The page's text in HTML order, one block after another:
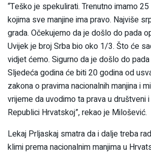
“Teško je spekulirati. Trenutno imamo
kojima sve manjine ima pravo. Najviše
grada. Očekujemo da je došlo do pada
Uvijek je broj Srba bio oko 1/3. Što će
vidjet ćemo. Sigurno da je došlo do
Sljedeća godina će biti 20 godina od
zakona o pravima nacionalnih manjina i
vrijeme da uvodimo ta prava u društveni
Republici Hrvatskoj”, rekao je Milošević.
Lekaj Prljaskaj smatra da i dalje treba
klimi prema nacionalnim manjima u